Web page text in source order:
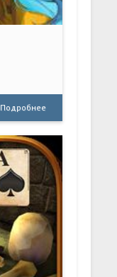
Подробнее